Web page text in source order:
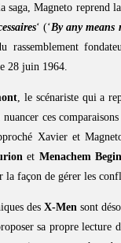
saga, Magneto reprend
‘ (‘By any means
rassemblement
28 juin 1964.
, le scénariste qui a
ces
Xavier et
et Menachem Begin
la façon de gérer les
des X-Men sont
sa propre lecture